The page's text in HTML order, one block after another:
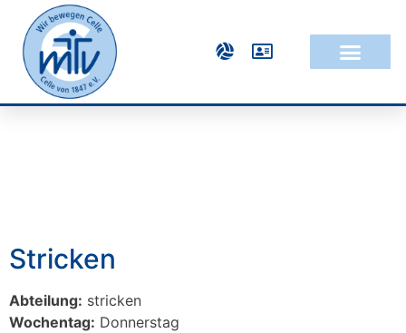
Stricken
Abteilung: stricken
Wochentag: Donnerstag